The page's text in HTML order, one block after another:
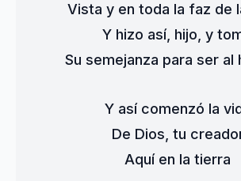
Vista y en toda la faz de
Y hizo así, hijo, y
Su semejanza para ser al
Y así comenzó la
De Dios, tu
Aquí en la tierra